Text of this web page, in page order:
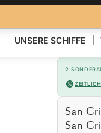
UNSERE SCHIFFE
2
San
San